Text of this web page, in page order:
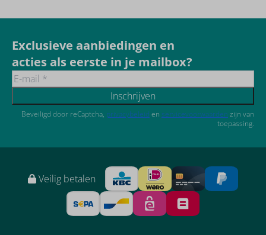
Exclusieve aanbiedingen en
acties als eerste in je mailbox?
Inschrijven
Beveiligd door reCaptcha, privacybeleid en servicevoorwaarden zijn van
toepassing.
Veilig betalen